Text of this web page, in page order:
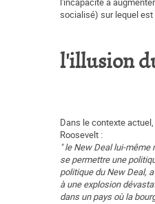
socialisé) sur lequel
l'illusion
Dans le contexte
Roosevelt :
" le New Deal lui-
se permettre une
politique du New Deal,
à une explosion
dans un pays où la